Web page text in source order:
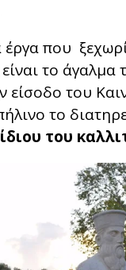
που
το
είσοδο του
το
του